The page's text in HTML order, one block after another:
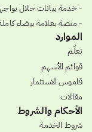
- خدمة بيانات حلال
- منصة بعلامة بيضاء
الموارد
تعلّم
قوائم الأسهم
قاموس الاستثمار
مقالات
الأحكام والشروط
شروط الخدمة